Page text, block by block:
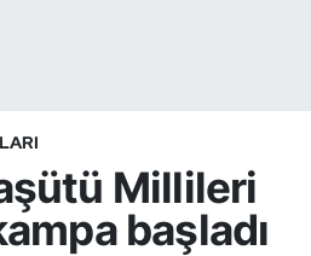
Millileri
başladı